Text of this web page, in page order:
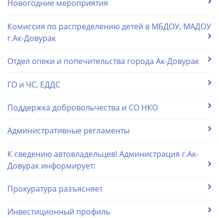
Новогодние мероприятия
Комиссия по распределению детей в МБДОУ, МАДОУ
г.Ак-Довурак
Отдел опеки и попечительства города Ак-Довурак
ГО и ЧС, ЕДДС
Поддержка добровольчества и СО НКО
Административные регламенты
К сведению автовладельцев! Администрация г.Ак-
Довурак информирует:
Прокуратура разъясняет
Инвестиционный профиль